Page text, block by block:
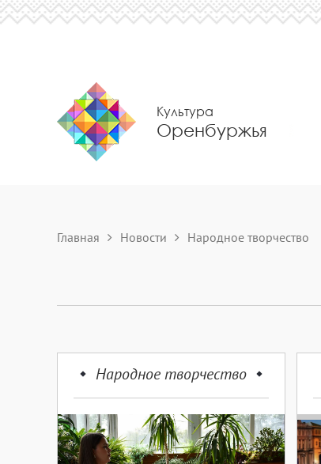
Культура
Оренбуржья
Главная Новости Народное творчество
Народное творчество